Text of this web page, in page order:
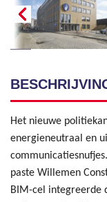
Het nieuwe
energieneutraal en
paste Willemen
BIM-cel integreerde